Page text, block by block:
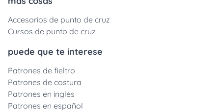
Accesorios de punto de cruz
Cursos de punto de cruz
puede que te interese
Patrones de fieltro
Patrones de costura
Patrones en inglés
Patrones en español